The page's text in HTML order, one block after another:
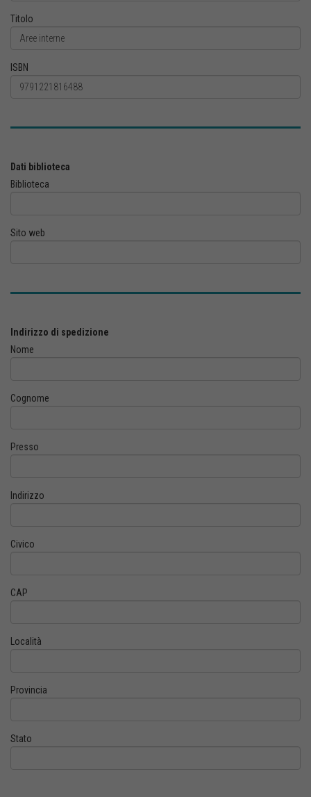
Titolo
ISBN
Dati biblioteca
Biblioteca
Sito web
Indirizzo di spedizione
Nome
Cognome
Presso
Indirizzo
Civico
CAP
Località
Provincia
Stato